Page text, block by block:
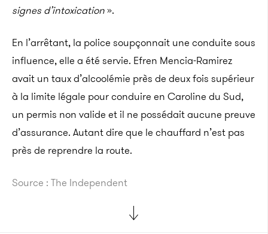
signes d’intoxication».
En l’arrêtant, la police soupçonnait une conduite sous
influence, elle a été servie. Efren Mencia-Ramirez
avait un taux d’alcoolémie près de deux fois supérieur
à la limite légale pour conduire en Caroline du Sud,
un permis non valide et il ne possédait aucune preuve
d’assurance. Autant dire que le chauffard n’est pas
près de reprendre la route.
Source : The Independent